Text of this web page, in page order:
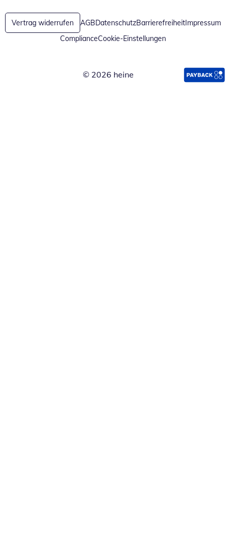
Vertrag widerrufen AGBDatenschutzBarrierefreiheitImpressum
ComplianceCookie-Einstellungen
© 2026 heine